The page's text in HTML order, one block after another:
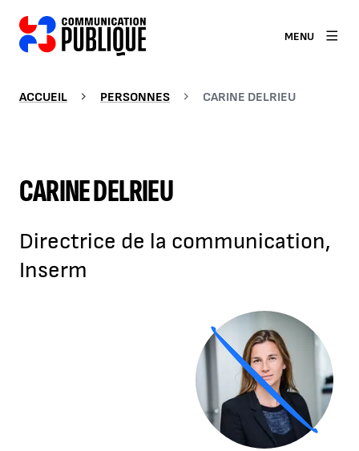
MENU
ACCUEIL PERSONNES CARINE DELRIEU
CARINE DELRIEU
Directrice de la communication,
Inserm
Agrandir